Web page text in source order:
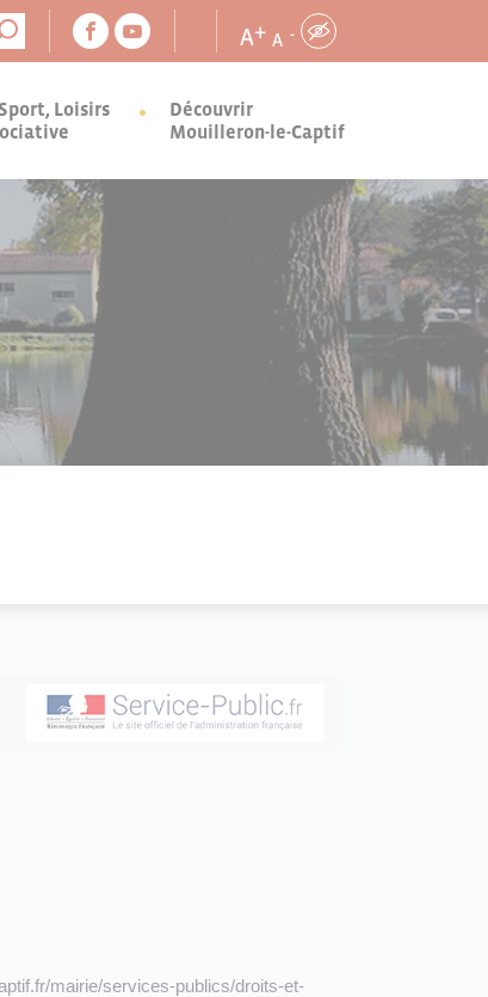
A+ A -
Loisirs
Découvrir
Mouilleron-le-Captif
mairie/services-publics/droits-et-